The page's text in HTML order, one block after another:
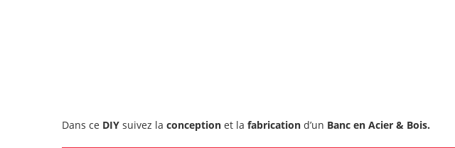
Dans ce DIY suivez la conception et la fabrication d’un Banc en Acier & Bois.